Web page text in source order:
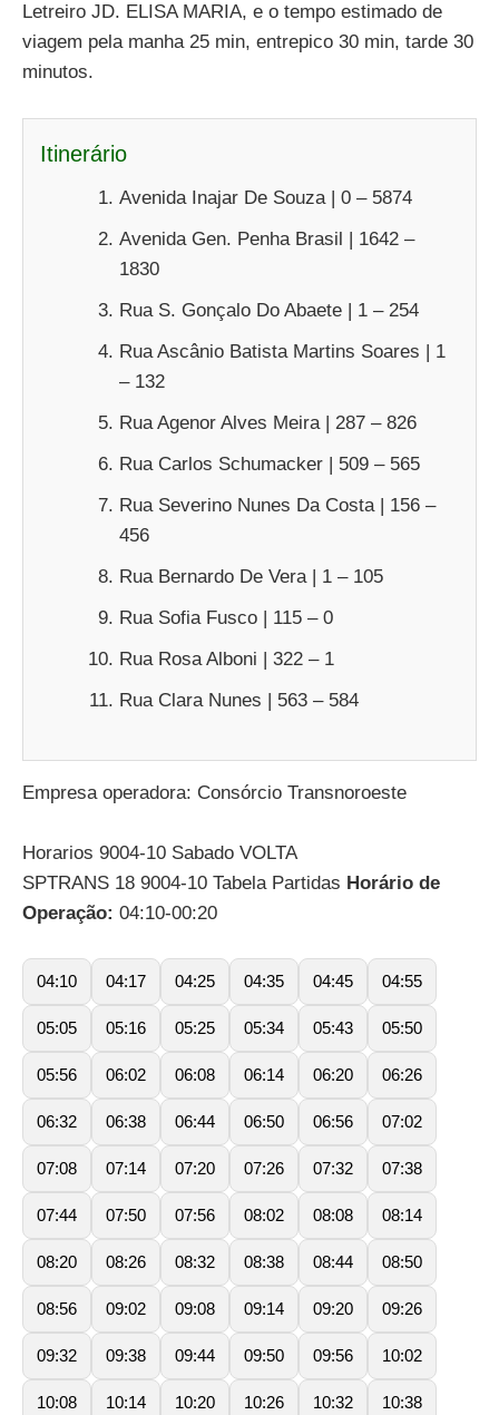
Letreiro JD. ELISA MARIA, e o tempo estimado de
viagem pela manha 25 min, entrepico 30 min, tarde 30
minutos.
Itinerário
Avenida Inajar De Souza | 0 – 5874
Avenida Gen. Penha Brasil | 1642 –
1830
Rua S. Gonçalo Do Abaete | 1 – 254
Rua Ascânio Batista Martins Soares | 1
– 132
Rua Agenor Alves Meira | 287 – 826
Rua Carlos Schumacker | 509 – 565
Rua Severino Nunes Da Costa | 156 –
456
Rua Bernardo De Vera | 1 – 105
Rua Sofia Fusco | 115 – 0
Rua Rosa Alboni | 322 – 1
Rua Clara Nunes | 563 – 584
Empresa operadora: Consórcio Transnoroeste
Horarios 9004-10 Sabado VOLTA
SPTRANS 18 9004-10 Tabela Partidas Horário de
Operação: 04:10-00:20
04:10 04:17 04:25 04:35 04:45 04:55
05:05 05:16 05:25 05:34 05:43 05:50
05:56 06:02 06:08 06:14 06:20 06:26
06:32 06:38 06:44 06:50 06:56 07:02
07:08 07:14 07:20 07:26 07:32 07:38
07:44 07:50 07:56 08:02 08:08 08:14
08:20 08:26 08:32 08:38 08:44 08:50
08:56 09:02 09:08 09:14 09:20 09:26
09:32 09:38 09:44 09:50 09:56 10:02
10:08 10:14 10:20 10:26 10:32 10:38